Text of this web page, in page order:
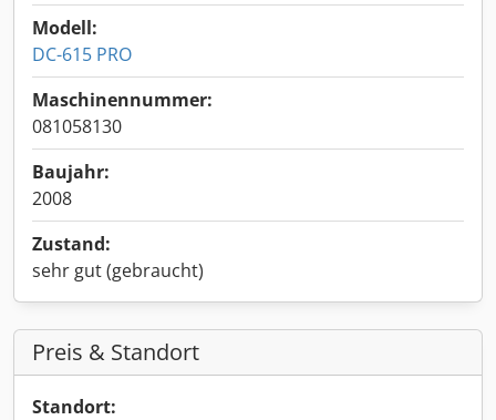
Modell:
DC-615 PRO
Maschinennummer:
081058130
Baujahr:
2008
Zustand:
sehr gut (gebraucht)
Preis & Standort
Standort: